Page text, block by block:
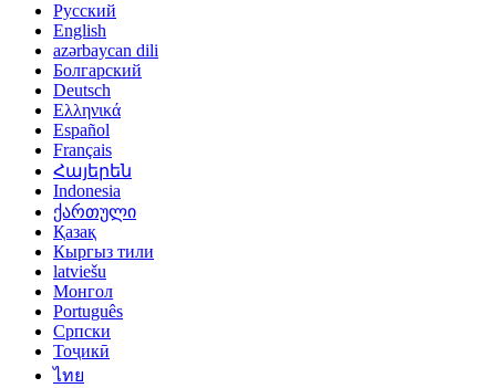
Русский
English
azərbaycan dili
Болгарский
Deutsch
Ελληνικά
Español
Français
Հայերեն
Indonesia
ქართული
Қазақ
Кыргыз тили
latviešu
Монгол
Português
Српски
Тоҷикӣ
ไทย